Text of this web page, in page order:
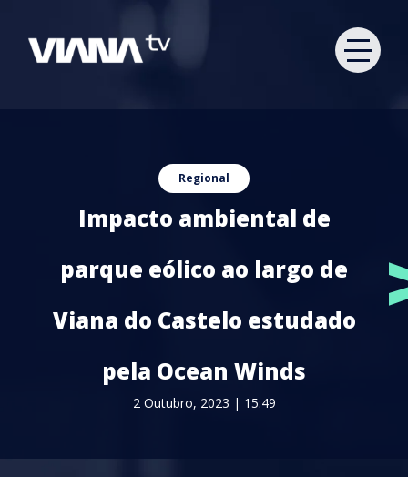
Regional
Impacto ambiental de
parque eólico ao largo de
Viana do Castelo estudado
pela Ocean Winds
2 Outubro, 2023 | 15:49